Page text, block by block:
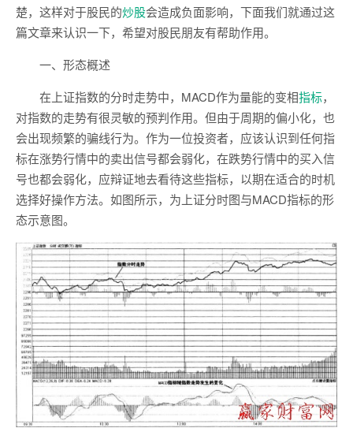
楚，这样对于股民的炒股会造成负面影响，下面我们就通过这
篇文章来认识一下，希望对股民朋友有帮助作用。
一、形态概述
在上证指数的分时走势中，MACD作为量能的变相指标，
对指数的走势有很灵敏的预判作用。但由于周期的偏小化，也
会出现频繁的骗线行为。作为一位投资者，应该认识到任何指
标在涨势行情中的卖出信号都会弱化，在跌势行情中的买入信
号也都会弱化，应辩证地去看待这些指标，以期在适合的时机
选择好操作方法。如图所示，为上证分时图与MACD指标的形
态示意图。